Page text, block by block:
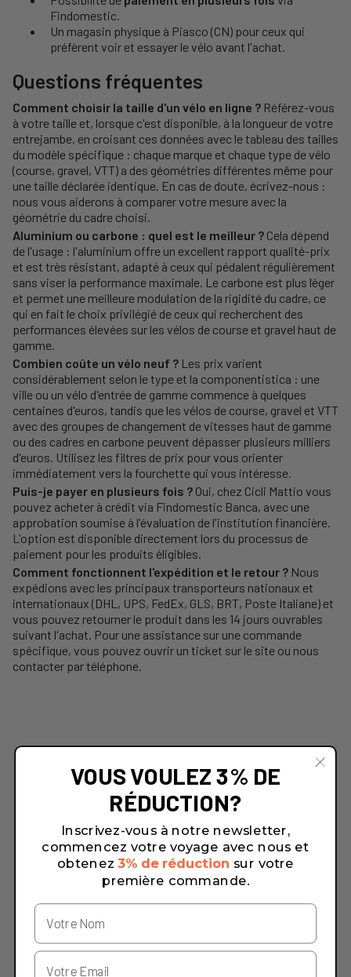
Findomestic.
Un magasin physique à Piasco (CN) pour ceux qui
préfèrent voir et essayer le vélo avant l'achat.
Questions fréquentes
Comment choisir la taille d'un vélo en ligne ? Référez-vous
à votre taille et, lorsque c'est disponible, à la longueur de votre
entrejambe, en croisant ces données avec le tableau des tailles
du modèle spécifique : chaque marque et chaque type de vélo
(course, gravel, VTT) a des géométries différentes même pour
une taille déclarée identique. En cas de doute, écrivez-nous :
nous vous aiderons à comparer votre mesure avec la
géométrie du cadre choisi.
Aluminium ou carbone : quel est le meilleur ? Cela dépend
de l'usage : l'aluminium offre un excellent rapport qualité-prix
et est très résistant, adapté à ceux qui pédalent régulièrement
sans viser la performance maximale. Le carbone est plus léger
et permet une meilleure modulation de la rigidité du cadre, ce
qui en fait le choix privilégié de ceux qui recherchent des
performances élevées sur les vélos de course et gravel haut de
gamme.
Combien coûte un vélo neuf ? Les prix varient
considérablement selon le type et la componentistica : une
ville ou un vélo d'entrée de gamme commence à quelques
centaines d'euros, tandis que les vélos de course, gravel et VTT
avec des groupes de changement de vitesses haut de gamme
ou des cadres en carbone peuvent dépasser plusieurs milliers
d'euros. Utilisez les filtres de prix pour vous orienter
immédiatement vers la fourchette qui vous intéresse.
Puis-je payer en plusieurs fois ? Oui, chez Cicli Mattio vous
pouvez acheter à crédit via Findomestic Banca, avec une
approbation soumise à l'évaluation de l'institution financière.
L'option est disponible directement lors du processus de
paiement pour les produits éligibles.
Comment fonctionnent l'expédition et le retour ? Nous
expédions avec les principaux transporteurs nationaux et
internationaux (DHL, UPS, FedEx, GLS, BRT, Poste Italiane) et
vous pouvez retourner le produit dans les 14 jours ouvrables
suivant l'achat. Pour une assistance sur une commande
spécifique, vous pouvez ouvrir un ticket sur le site ou nous
contacter par téléphone.
VOUS VOULEZ 3% DE
RÉDUCTION?
Inscrivez-vous à notre newsletter,
commencez votre voyage avec nous et
obtenez 3% de réduction sur votre
première commande.